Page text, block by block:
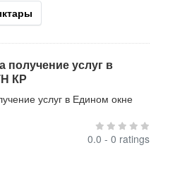
услуг в
КР
услуг в Едином окне
0.0 - 0 ratings